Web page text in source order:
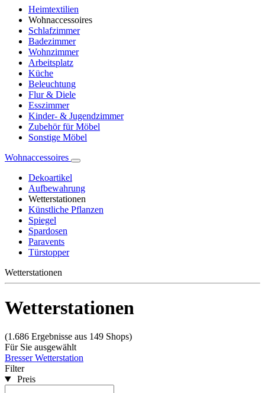
Heimtextilien
Wohnaccessoires
Schlafzimmer
Badezimmer
Wohnzimmer
Arbeitsplatz
Küche
Beleuchtung
Flur & Diele
Esszimmer
Kinder- & Jugendzimmer
Zubehör für Möbel
Sonstige Möbel
Wohnaccessoires
Dekoartikel
Aufbewahrung
Wetterstationen
Künstliche Pflanzen
Spiegel
Spardosen
Paravents
Türstopper
Wetterstationen
Wetterstationen
(1.686 Ergebnisse aus 149 Shops)
Für Sie ausgewählt
Bresser Wetterstation
Filter
Preis